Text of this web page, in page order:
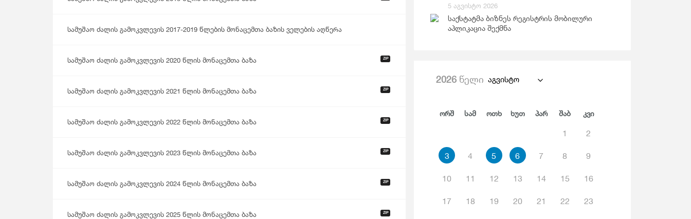
Ჯანდაცვა Და Სოციალური Უზრუნველყოფა
Მრავალინდიკატორული Კლასტერული
Გამოკვლევა
სამუშაო ძალის გამოკვლევის 2017-2019 წლების მონაცემთა ბაზის ველების აღწერა
სამუშაო ძალის გამოკვლევის 2020 წლის მონაცემთა ბაზა ZIP
სამუშაო ძალის გამოკვლევის 2021 წლის მონაცემთა ბაზა ZIP
სამუშაო ძალის გამოკვლევის 2022 წლის მონაცემთა ბაზა ZIP
სამუშაო ძალის გამოკვლევის 2023 წლის მონაცემთა ბაზა ZIP
სამუშაო ძალის გამოკვლევის 2024 წლის მონაცემთა ბაზა ZIP
სამუშაო ძალის გამოკვლევის 2025 წლის მონაცემთა ბაზა ZIP
5 აგვისტო 2026
საქსტატმა ბიზნეს რეგისტრის მობილური
აპლიკაცია შექმნა
2026წელი აგვისტო
Ორშ Სამ Ოთხ Ხუთ Პარ Შაბ Კვი
1 2
3 4 5 6 7 8 9
10 11 12 13 14 15 16
17 18 19 20 21 22 23